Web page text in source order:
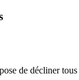
de décliner